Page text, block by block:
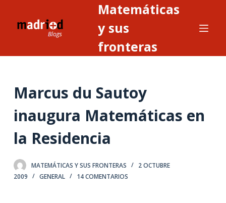
o
n
e
n
Matemáticas
y sus
fronteras
Marcus du Sautoy
inaugura Matemáticas en
la Residencia
MATEMÁTICAS Y SUS FRONTERAS
2 OCTUBRE
2009
GENERAL 14 COMENTARIOS